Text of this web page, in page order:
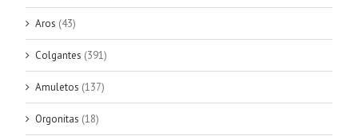
Aros (43)
Colgantes (391)
Amuletos (137)
Orgonitas (18)